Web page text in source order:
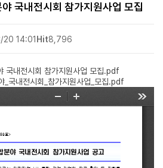
국내전시회 참가지원사업 모집
14:01 Hit8,796
국내전시회 참가지원사업 모집.pdf
국내전시회_참가지원사업_모집.pdf